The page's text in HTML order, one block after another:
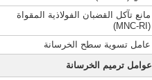
مانع تآكل القضبان الفولاذية المقواة
(MNC-RI)
عامل تسوية سطح الخرسانة
عوامل ترميم الخرسانة